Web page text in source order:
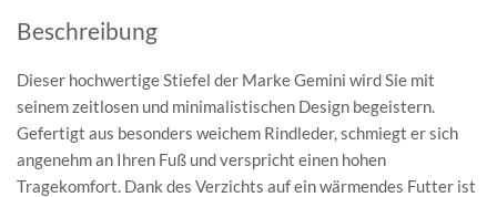
Beschreibung
Dieser hochwertige Stiefel der Marke Gemini wird Sie mit
seinem zeitlosen und minimalistischen Design begeistern.
Gefertigt aus besonders weichem Rindleder, schmiegt er sich
angenehm an Ihren Fuß und verspricht einen hohen
Tragekomfort. Dank des Verzichts auf ein wärmendes Futter ist